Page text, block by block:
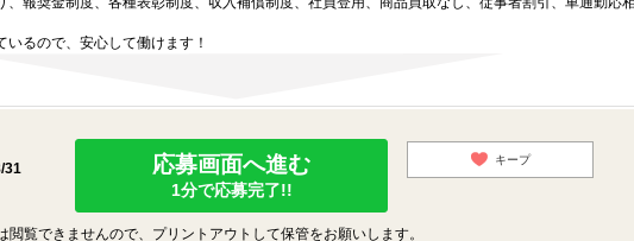
いるので、安心して働けます！
31
応募画面へ進む
1分で応募完了!!
キープ
覧できませんので、プリントアウトして保管をお願いします。